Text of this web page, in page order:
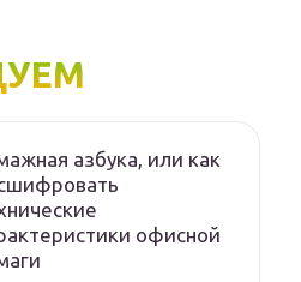
азбука, или как
офисной